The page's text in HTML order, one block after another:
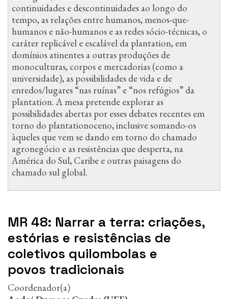
continuidades e descontinuidades ao longo do
tempo, as relações entre humanos, menos-que-
humanos e não-humanos e as redes sócio-técnicas, o
caráter replicável e escalável da plantation, em
domínios atinentes a outras produções de
monoculturas, corpos e mercadorias (como a
universidade), as possibilidades de vida e de
enredos/lugares “nas ruínas” e “nos refúgios” da
plantation. A mesa pretende explorar as
possibilidades abertas por esses debates recentes em
torno do plantationoceno, inclusive somando-os
àqueles que vem se dando em torno do chamado
agronegócio e as resistências que desperta, na
América do Sul, Caribe e outras paisagens do
chamado sul global.
MR 48: Narrar a terra: criações,
estórias e resistências de
coletivos quilombolas e
povos tradicionais
Coordenador(a)